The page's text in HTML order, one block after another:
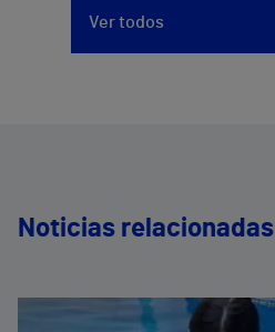
Ver todos
Noticias relacionadas